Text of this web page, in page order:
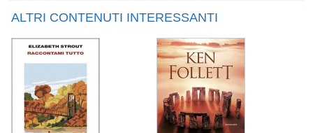
ALTRI CONTENUTI INTERESSANTI